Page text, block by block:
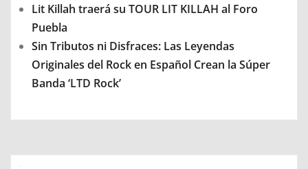
Lit Killah traerá su TOUR LIT KILLAH al Foro
Puebla
Sin Tributos ni Disfraces: Las Leyendas
Originales del Rock en Español Crean la Súper
Banda ‘LTD Rock’